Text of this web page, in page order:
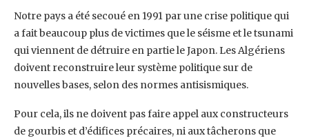
Notre pays a été secoué en 1991 par une crise politique qui
a fait beaucoup plus de victimes que le séisme et le tsunami
qui viennent de détruire en partie le Japon. Les Algériens
doivent reconstruire leur système politique sur de
nouvelles bases, selon des normes antisismiques.
Pour cela, ils ne doivent pas faire appel aux constructeurs
de gourbis et d’édifices précaires, ni aux tâcherons que